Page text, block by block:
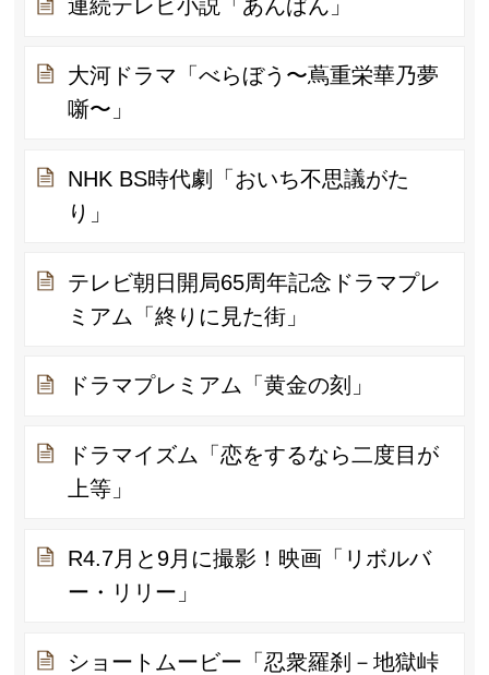
連続テレビ小説「あんぱん」
大河ドラマ「べらぼう〜蔦重栄華乃夢
噺〜」
NHK BS時代劇「おいち不思議がた
り」
テレビ朝日開局65周年記念ドラマプレ
ミアム「終りに見た街」
ドラマプレミアム「黄金の刻」
ドラマイズム「恋をするなら二度目が
上等」
R4.7月と9月に撮影！映画「リボルバ
ー・リリー」
ショートムービー「忍衆羅刹－地獄峠